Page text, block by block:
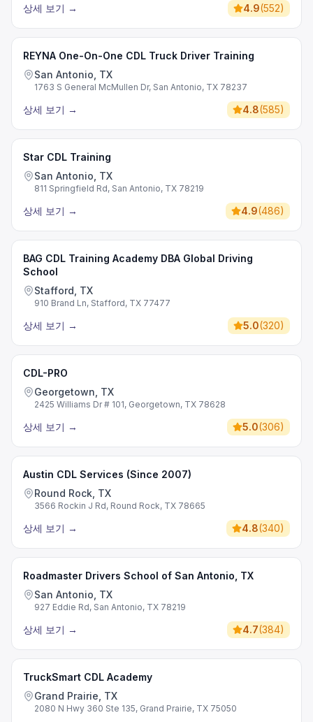
상세 보기 → 4.9(552)
REYNA One-On-One CDL Truck Driver Training
San Antonio, TX
1763 S General McMullen Dr, San Antonio, TX 78237
상세 보기 → 4.8(585)
Star CDL Training
San Antonio, TX
811 Springfield Rd, San Antonio, TX 78219
상세 보기 → 4.9(486)
BAG CDL Training Academy DBA Global Driving
School
Stafford, TX
910 Brand Ln, Stafford, TX 77477
상세 보기 → 5.0(320)
CDL-PRO
Georgetown, TX
2425 Williams Dr # 101, Georgetown, TX 78628
상세 보기 → 5.0(306)
Austin CDL Services (Since 2007)
Round Rock, TX
3566 Rockin J Rd, Round Rock, TX 78665
상세 보기 → 4.8(340)
Roadmaster Drivers School of San Antonio, TX
San Antonio, TX
927 Eddie Rd, San Antonio, TX 78219
상세 보기 → 4.7(384)
TruckSmart CDL Academy
Grand Prairie, TX
2080 N Hwy 360 Ste 135, Grand Prairie, TX 75050